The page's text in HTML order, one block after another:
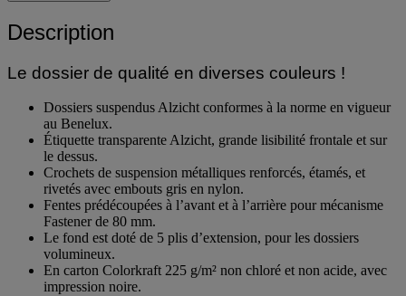
Description
Le dossier de qualité en diverses couleurs !
Dossiers suspendus Alzicht conformes à la norme en vigueur
au Benelux.
Étiquette transparente Alzicht, grande lisibilité frontale et sur
le dessus.
Crochets de suspension métalliques renforcés, étamés, et
rivetés avec embouts gris en nylon.
Fentes prédécoupées à l’avant et à l’arrière pour mécanisme
Fastener de 80 mm.
Le fond est doté de 5 plis d’extension, pour les dossiers
volumineux.
En carton Colorkraft 225 g/m² non chloré et non acide, avec
impression noire.